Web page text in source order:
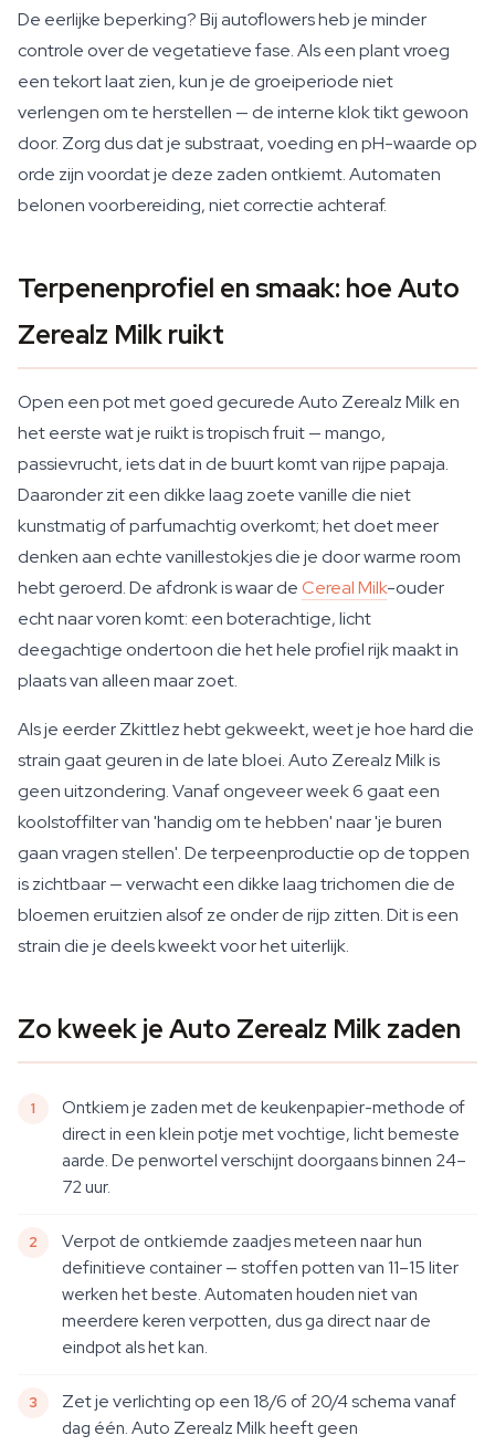
De eerlijke beperking? Bij autoflowers heb je minder
controle over de vegetatieve fase. Als een plant vroeg
een tekort laat zien, kun je de groeiperiode niet
verlengen om te herstellen — de interne klok tikt gewoon
door. Zorg dus dat je substraat, voeding en pH-waarde op
orde zijn voordat je deze zaden ontkiemt. Automaten
belonen voorbereiding, niet correctie achteraf.
Terpenenprofiel en smaak: hoe Auto
Zerealz Milk ruikt
Open een pot met goed gecurede Auto Zerealz Milk en
het eerste wat je ruikt is tropisch fruit — mango,
passievrucht, iets dat in de buurt komt van rijpe papaja.
Daaronder zit een dikke laag zoete vanille die niet
kunstmatig of parfumachtig overkomt; het doet meer
denken aan echte vanillestokjes die je door warme room
hebt geroerd. De afdronk is waar deCereal Milk-ouder
echt naar voren komt: een boterachtige, licht
deegachtige ondertoon die het hele profiel rijk maakt in
plaats van alleen maar zoet.
Als je eerder Zkittlez hebt gekweekt, weet je hoe hard die
strain gaat geuren in de late bloei. Auto Zerealz Milk is
geen uitzondering. Vanaf ongeveer week 6 gaat een
koolstoffilter van 'handig om te hebben' naar 'je buren
gaan vragen stellen'. De terpeenproductie op de toppen
is zichtbaar — verwacht een dikke laag trichomen die de
bloemen eruitzien alsof ze onder de rijp zitten. Dit is een
strain die je deels kweekt voor het uiterlijk.
Zo kweek je Auto Zerealz Milk zaden
Ontkiem je zaden met de keukenpapier-methode of
direct in een klein potje met vochtige, licht bemeste
aarde. De penwortel verschijnt doorgaans binnen 24–
72 uur.
Verpot de ontkiemde zaadjes meteen naar hun
definitieve container — stoffen potten van 11–15 liter
werken het beste. Automaten houden niet van
meerdere keren verpotten, dus ga direct naar de
eindpot als het kan.
Zet je verlichting op een 18/6 of 20/4 schema vanaf
dag één. Auto Zerealz Milk heeft geen